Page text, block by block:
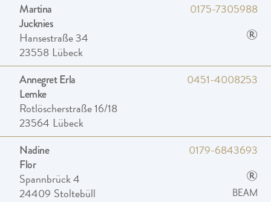
Martina
Jucknies
Hansestraße 34
23558 Lübeck
0175-7305988
®
Annegret Erla
Lemke
Rotlöscherstraße 16/18
23564 Lübeck
0451-4008253
Nadine
Flor
Spannbrück 4
24409 Stoltebüll
0179-6843693
®
BEAM